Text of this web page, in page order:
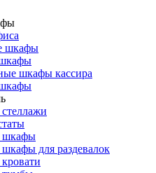
шкафы
шкафы кассира
шкафы
для раздевалок